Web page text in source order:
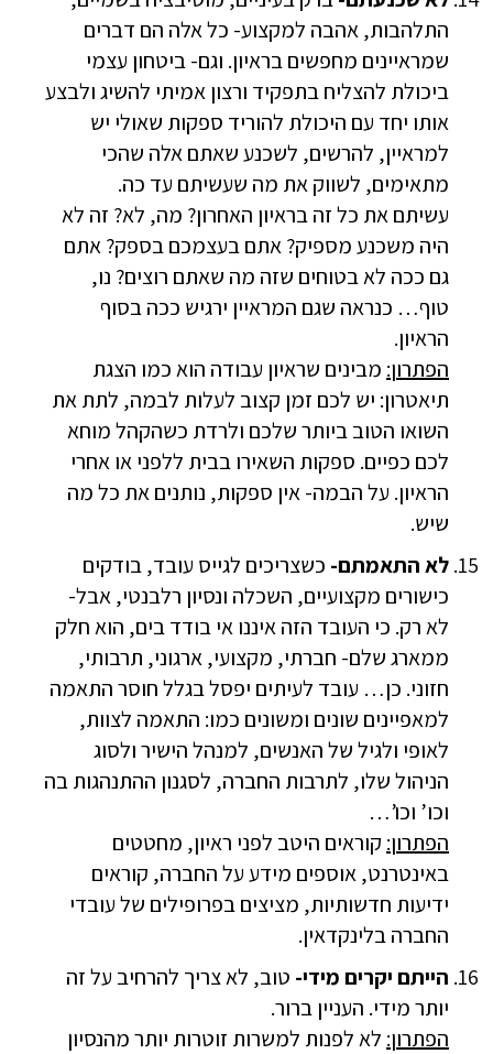
התלהבות, אהבה למקצוע- כל אלה הם דברים
שמראיינים מחפשים בראיון. וגם- ביטחון עצמי
ביכולת להצליח בתפקיד ורצון אמיתי להשיג ולבצע
אותו יחד עם היכולת להוריד ספקות שאולי יש
למראיין, להרשים, לשכנע שאתם אלה שהכי
מתאימים, לשווק את מה שעשיתם עד כה.
עשיתם את כל זה בראיון האחרון? מה, לא? זה לא
היה משכנע מספיק? אתם בעצמכם בספק? אתם
גם ככה לא בטוחים שזה מה שאתם רוצים? נו,
טוף… כנראה שגם המראיין ירגיש ככה בסוף
הראיון.
הפתרון: מבינים שראיון עבודה הוא כמו הצגת
תיאטרון: יש לכם זמן קצוב לעלות לבמה, לתת את
השואו הטוב ביותר שלכם ולרדת כשהקהל מוחא
לכם כפיים. ספקות השאירו בבית ללפני או אחרי
הראיון. על הבמה- אין ספקות, נותנים את כל מה
שיש.
לא התאמתם- כשצריכים לגייס עובד, בודקים
כישורים מקצועיים, השכלה ונסיון רלבנטי, אבל-
לא רק. כי העובד הזה איננו אי בודד בים, הוא חלק
ממארג שלם- חברתי, מקצועי, ארגוני, תרבותי,
חזוני. כן… עובד לעיתים יפסל בגלל חוסר התאמה
למאפיינים שונים ומשונים כמו: התאמה לצוות,
לאופי ולגיל של האנשים, למנהל הישיר ולסוג
הניהול שלו, לתרבות החברה, לסגנון ההתנהגות בה
וכו’ וכו’…
הפתרון: קוראים היטב לפני ראיון, מחטטים
באינטרנט, אוספים מידע על החברה, קוראים
ידיעות חדשותיות, מציצים בפרופילים של עובדי
החברה בלינקדאין.
הייתם יקרים מידי- טוב, לא צריך להרחיב על זה
יותר מידי. העניין ברור.
הפתרון: לא לפנות למשרות זוטרות יותר מהנסיון